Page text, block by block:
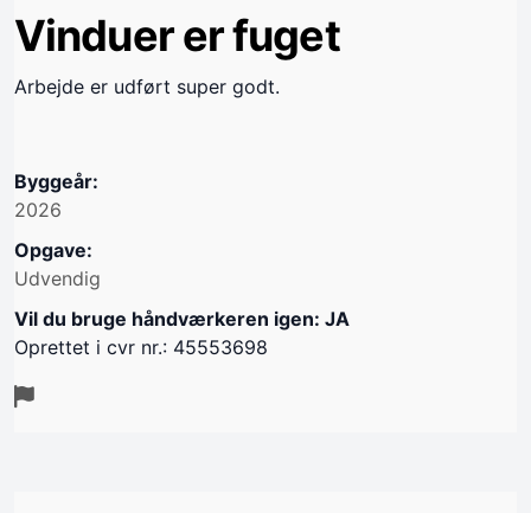
Vinduer er fuget
Arbejde er udført super godt.
Byggeår:
2026
Opgave:
Udvendig
Vil du bruge håndværkeren igen: JA
Oprettet i cvr nr.: 45553698